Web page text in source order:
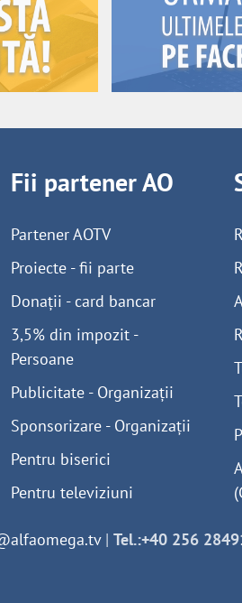
Fii partener AO
Partener AOTV
Proiecte - fii parte
Donații - card bancar
3,5% din impozit -
Persoane
Publicitate - Organizații
Sponsorizare - Organizații
Pentru biserici
Pentru televiziuni
| Tel.:+40 256